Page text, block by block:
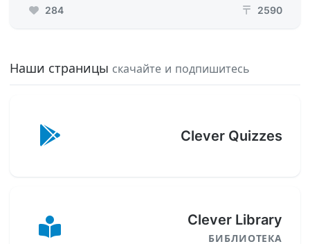
284 ₸ 2590
Наши страницы скачайте и подпишитесь
Clever Quizzes
Clever Library
БИБЛИОТЕКА